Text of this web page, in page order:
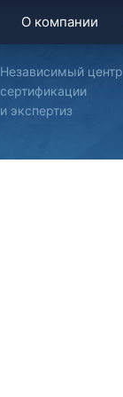
О компании
Независимый центр
сертификации
и экспертиз